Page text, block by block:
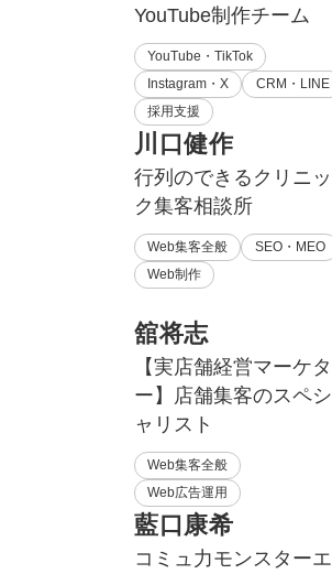
YouTube制作チーム
YouTube・TikTok
Instagram・X
CRM・LINE
採用支援
川口健作
行列のできるクリニッ
ク集客相談所
Web集客全般
SEO・MEO
Web制作
舘将志
【実店舗経営マーケタ
ー】店舗集客のスペシ
ャリスト
Web集客全般
Web広告運用
藍口康希
コミュ力モンスターエ